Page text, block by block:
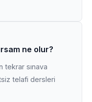
ne olur?
tekrar sınava
telafi dersleri